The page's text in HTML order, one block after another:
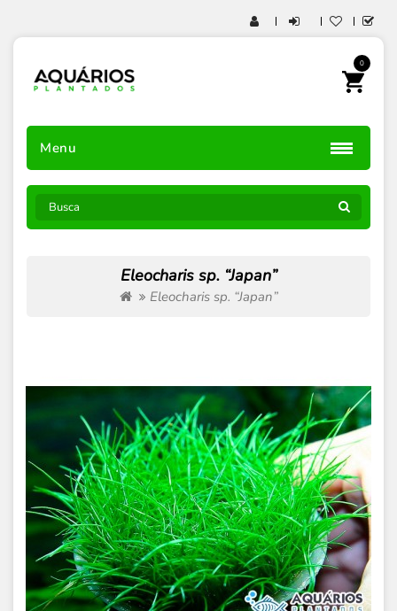
0
Menu
Eleocharis sp. “Japan”
Eleocharis sp. “Japan”